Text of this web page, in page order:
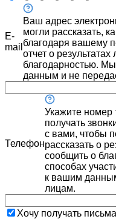
E-
mail
Ваш адрес
могли рассказать,
благодаря вашему
отчет о
благодарностью.
данным и не
Телефон
Укажите номер
получать
с вами, чтобы
рассказать о
сообщить о
способах
к вашим
лицам.
Хочу получать